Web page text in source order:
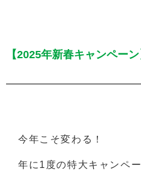
【2025年新春キャンペー
今年こそ変わる！
年に1度の特大キャンペ